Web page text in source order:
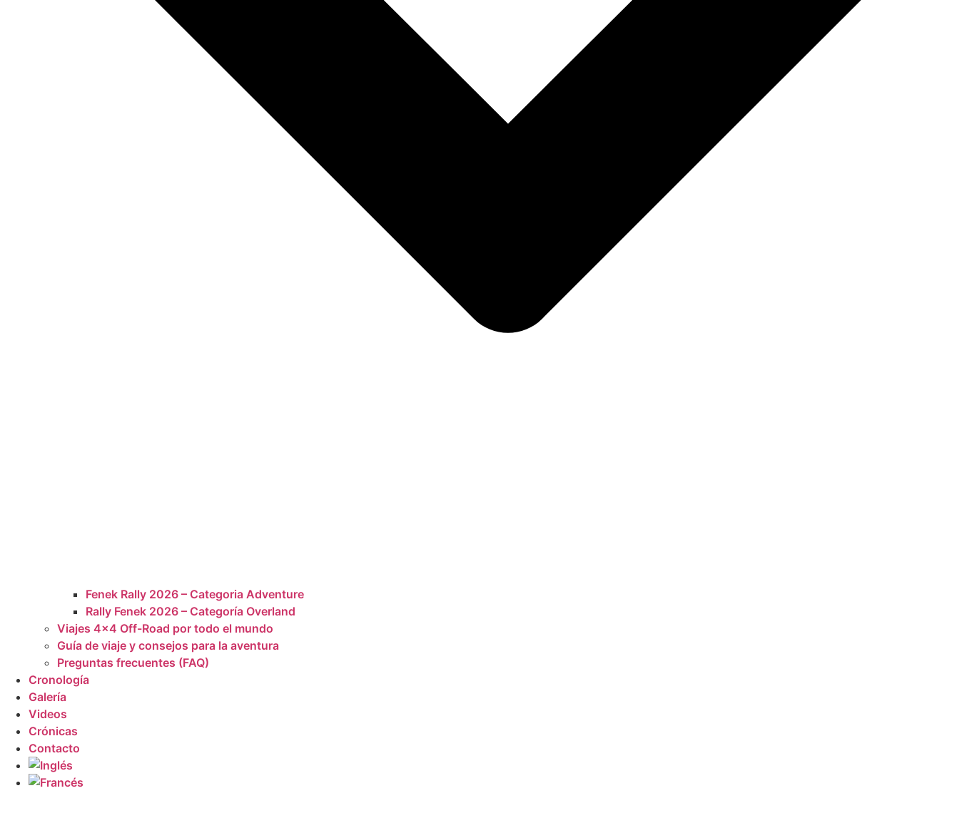
Fenek Rally 2026 – Categoria Adventure
Rally Fenek 2026 – Categoría Overland
Viajes 4×4 Off-Road por todo el mundo
Guía de viaje y consejos para la aventura
Preguntas frecuentes (FAQ)
Cronología
Galería
Videos
Crónicas
Contacto